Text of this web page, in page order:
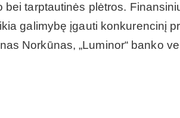
bei tarptautinės plėtros.
galimybę įgauti konkurencinį
Norkūnas, „Luminor“ banko